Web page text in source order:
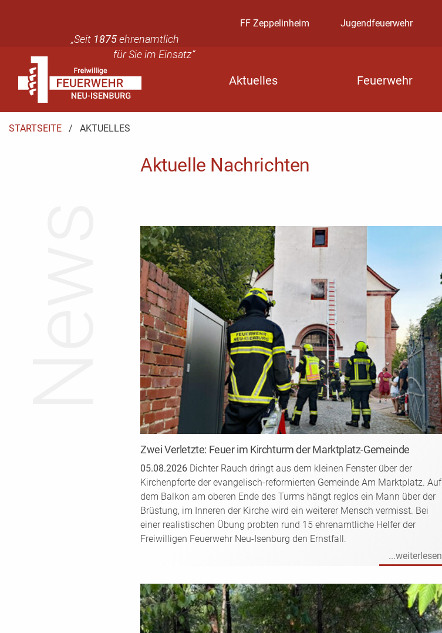
FF Zeppelinheim Jugendfeuerwehr
„Seit 1875 ehrenamtlich
für Sie im Einsatz“
Aktuelles Feuerwehr
STARTSEITE AKTUELL:
AKTUELLES
Aktuelle Nachrichten
Zwei Verletzte: Feuer im Kirchturm der Marktplatz-Gemeinde
05.08.2026 Dichter Rauch dringt aus dem kleinen Fenster über der
Kirchenpforte der evangelisch-reformierten Gemeinde Am Marktplatz. Auf
dem Balkon am oberen Ende des Turms hängt reglos ein Mann über der
Brüstung, im Inneren der Kirche wird ein weiterer Mensch vermisst. Bei
einer realistischen Übung probten rund 15 ehrenamtliche Helfer der
Freiwilligen Feuerwehr Neu-Isenburg den Ernstfall.
...weiterlesen